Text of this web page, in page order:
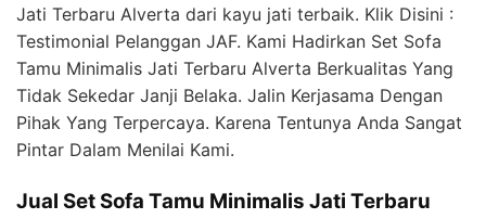
Jati Terbaru Alverta dari kayu jati terbaik. Klik Disini :
Testimonial Pelanggan JAF. Kami Hadirkan Set Sofa
Tamu Minimalis Jati Terbaru Alverta Berkualitas Yang
Tidak Sekedar Janji Belaka. Jalin Kerjasama Dengan
Pihak Yang Terpercaya. Karena Tentunya Anda Sangat
Pintar Dalam Menilai Kami.
Jual Set Sofa Tamu Minimalis Jati Terbaru